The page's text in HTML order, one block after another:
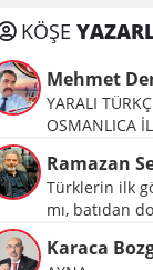
KÖŞE
Mehmet
YARALI
OSMANLICA
Ramazan
Türklerin ilk
mı, batıdan
Karaca